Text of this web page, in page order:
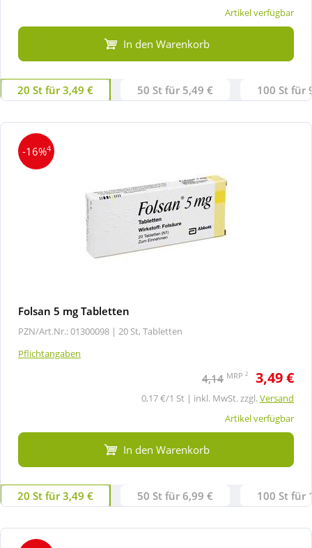
Artikel verfügbar
In den Warenkorb
20 St für 3,49 € 50 St für 5,49 € 100 St für
-16%4
Folsan 5 mg Tabletten
PZN/Art.Nr.: 01300098 | 20 St, Tabletten
Pflichtangaben
4,14 MRP 2 3,49 €
0,17 €/1 St | inkl. MwSt. zzgl.Versand
Artikel verfügbar
In den Warenkorb
20 St für 3,49 € 50 St für 6,99 € 100 St für